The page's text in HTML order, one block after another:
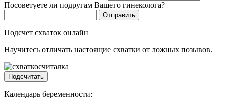
Посоветуете ли подругам Вашего гинеколога?
Подсчет схваток онлайн
Научитесь отличать настоящие схватки от ложных позывов.
Подсчитать
Календарь беременности: